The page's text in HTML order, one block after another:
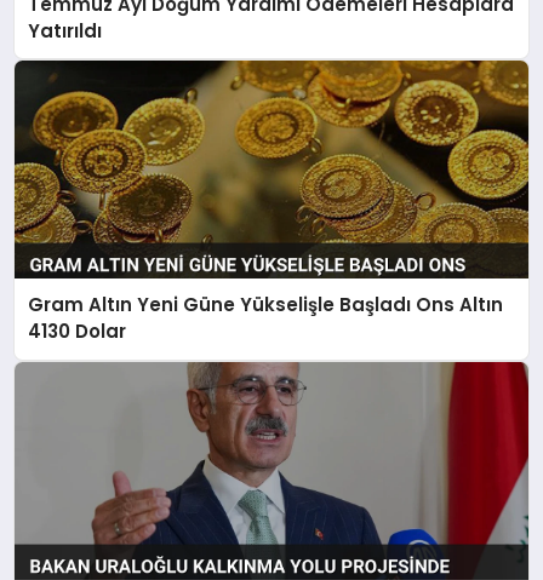
Yatırıldı
Gram Altın Yeni Güne Yükselişle Başladı Ons Altın
4130 Dolar